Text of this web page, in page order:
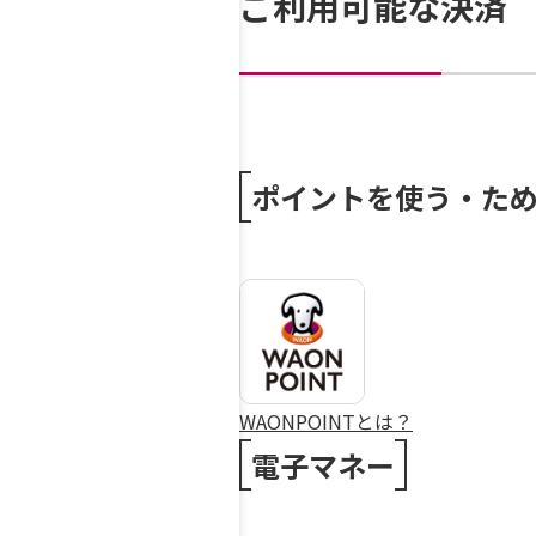
ポイントを使う・た
WAONPOINTとは？
電子マネー